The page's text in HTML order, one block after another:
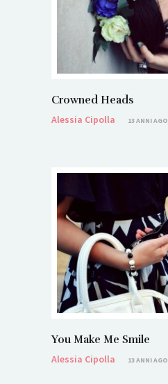
Crowned Heads
Alessia Cipolla
13 ANNI AGO
You Make Me Smile
Alessia Cipolla
13 ANNI AGO